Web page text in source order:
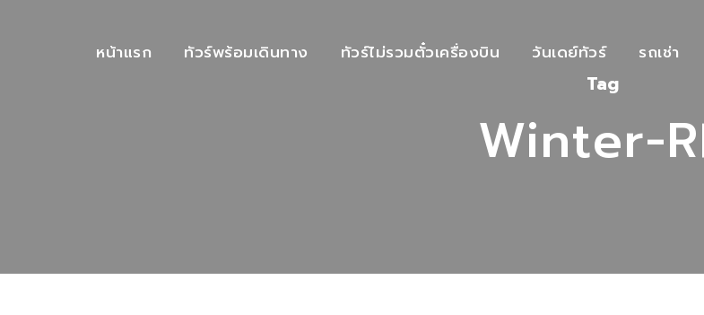
หน้าแรก ทัวร์พร้อมเดินทาง ทัวร์ไม่รวมตั๋วเครื่องบิน วันเดย์ทัวร์ รถเช่า
Tag
Winter-